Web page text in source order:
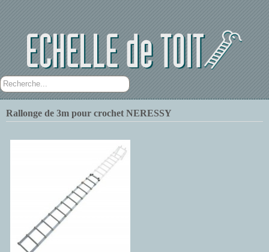
Rechercher
Rallonge de 3m pour crochet NERESSY